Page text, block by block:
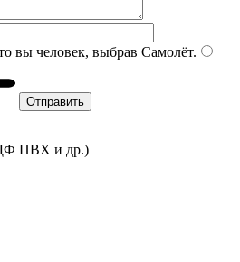
вы человек, выбрав Самолёт.
ПВХ и др.)